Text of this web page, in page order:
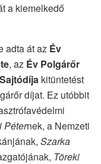
a kiemelkedő
adta át az Év
, az Év Polgárőr
kitüntetést
díjat. Ez utóbbit
Péternek, a Nemzeti
Szarka
Töreki